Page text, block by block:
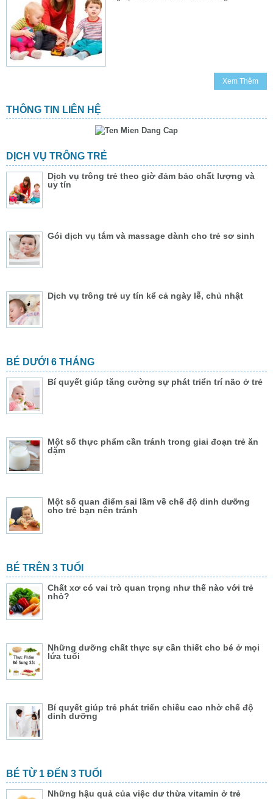
Xem Thêm
THÔNG TIN LIÊN HỆ
DỊCH VỤ TRÔNG TRẺ
Dịch vụ trông trẻ theo giờ đảm bảo chất lượng và
uy tín
Gói dịch vụ tắm và massage dành cho trẻ sơ sinh
Dịch vụ trông trẻ uy tín kể cả ngày lễ, chủ nhật
BÉ DƯỚI 6 THÁNG
Bí quyết giúp tăng cường sự phát triển trí não ở trẻ
Một số thực phẩm cần tránh trong giai đoạn trẻ ăn
dặm
Một số quan điểm sai lầm về chế độ dinh dưỡng
cho trẻ bạn nên tránh
BÉ TRÊN 3 TUỔI
Chất xơ có vai trò quan trọng như thế nào với trẻ
nhỏ?
Những dưỡng chất thực sự cần thiết cho bé ở mọi
lứa tuổi
Bí quyết giúp trẻ phát triển chiều cao nhờ chế độ
dinh dưỡng
BÉ TỪ 1 ĐẾN 3 TUỔI
Những hậu quả của việc dư thừa vitamin ở trẻ